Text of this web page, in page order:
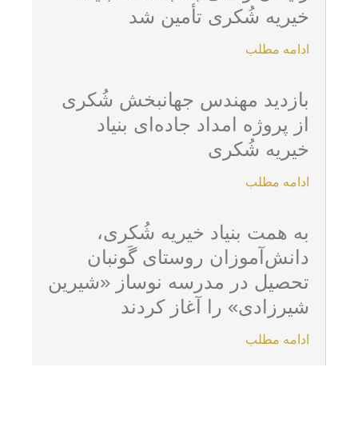
خیریه شُکری تأمین شد
ادامه مطلب
بازدید مهندس جهانبخش شُکری
از پروژه امداد جاده‌ای بنیاد
خیریه شُکری
ادامه مطلب
به همت بنیاد خیریه شُکری،
دانش‌آموزان روستای گَونبان
تحصیل در مدرسه نوساز «شیرین
شیرزادی» را آغاز کردند
ادامه مطلب